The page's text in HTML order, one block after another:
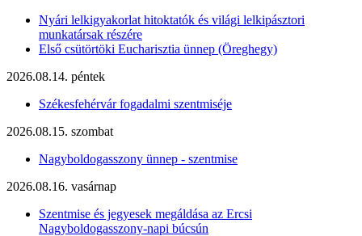
Nyári lelkigyakorlat hitoktatók és világi lelkipásztori
munkatársak részére
Első csütörtöki Eucharisztia ünnep (Öreghegy)
2026.08.14. péntek
Székesfehérvár fogadalmi szentmiséje
2026.08.15. szombat
Nagyboldogasszony ünnep - szentmise
2026.08.16. vasárnap
Szentmise és jegyesek megáldása az Ercsi
Nagyboldogasszony-napi búcsún